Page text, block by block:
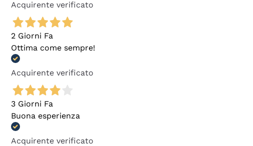
Acquirente verificato
2 Giorni Fa
Ottima come sempre!
Acquirente verificato
3 Giorni Fa
Buona esperienza
Acquirente verificato